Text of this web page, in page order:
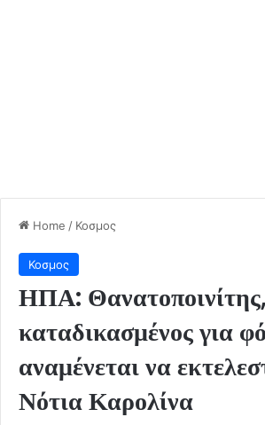
Home / Κοσμος
Κοσμος
ΗΠΑ: Θανατοποινίτης,
καταδικασμένος για
αναμένεται να
Νότια Καρολίνα